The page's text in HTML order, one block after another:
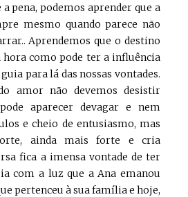
pena, podemos aprender que a
mesmo quando parece não
Aprendemos que o destino
hora como pode ter a influência
para lá das nossas vontades.
amor não devemos desistir
aparecer devagar e nem
e cheio de entusiasmo, mas
ainda mais forte e cria
fica a imensa vontade de ter
com a luz que a Ana emanou
pertenceu à sua família e hoje,